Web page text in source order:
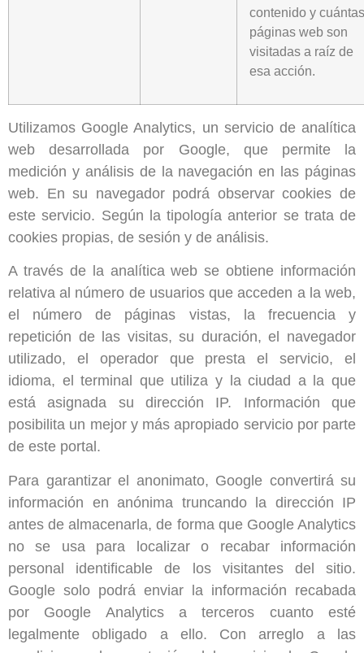
contenido y cuántas
páginas web son
visitadas a raíz de
esa acción.
Utilizamos Google Analytics, un servicio de analítica
web desarrollada por Google, que permite la
medición y análisis de la navegación en las páginas
web. En su navegador podrá observar cookies de
este servicio. Según la tipología anterior se trata de
cookies propias, de sesión y de análisis.
A través de la analítica web se obtiene información
relativa al número de usuarios que acceden a la web,
el número de páginas vistas, la frecuencia y
repetición de las visitas, su duración, el navegador
utilizado, el operador que presta el servicio, el
idioma, el terminal que utiliza y la ciudad a la que
está asignada su dirección IP. Información que
posibilita un mejor y más apropiado servicio por parte
de este portal.
Para garantizar el anonimato, Google convertirá su
información en anónima truncando la dirección IP
antes de almacenarla, de forma que Google Analytics
no se usa para localizar o recabar información
personal identificable de los visitantes del sitio.
Google solo podrá enviar la información recabada
por Google Analytics a terceros cuanto esté
legalmente obligado a ello. Con arreglo a las